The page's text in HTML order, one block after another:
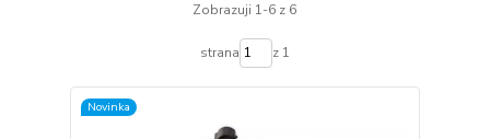
Zobrazuji 1-6 z 6
strana z 1
Novinka